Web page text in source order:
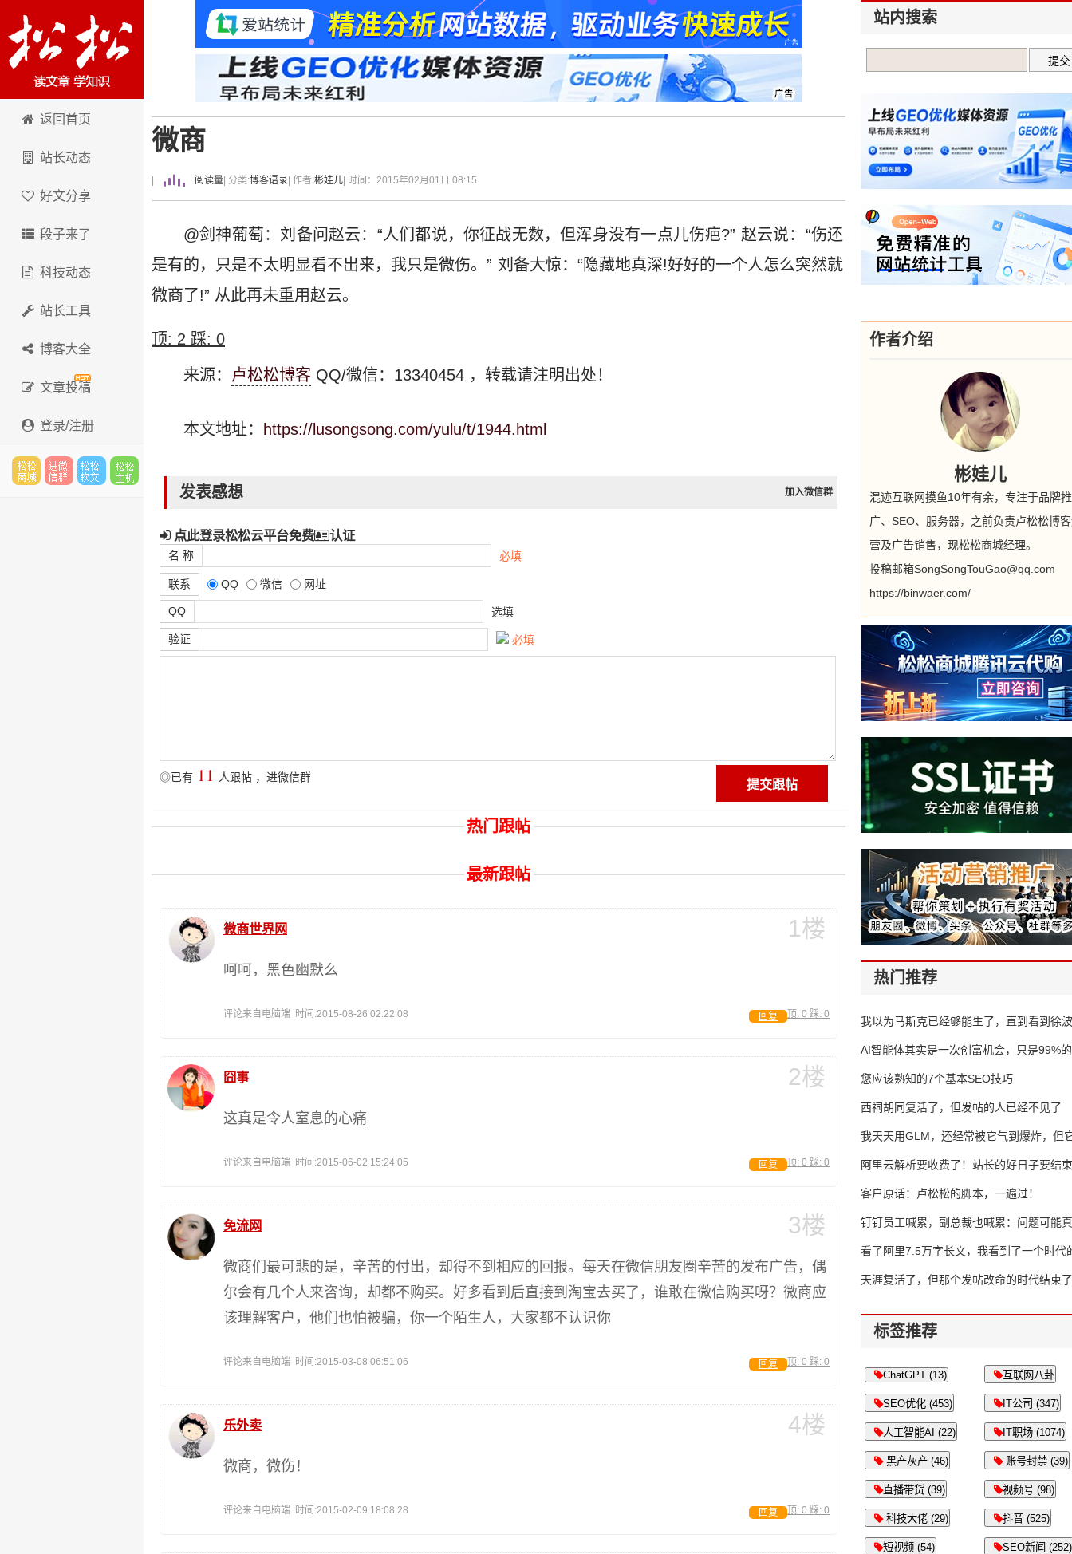
卢松松博客
返回首页
站长动态
好文分享
段子来了
科技动态
站长工具
博客大全
文章投稿
登录/注册
微商
阅读量 | 分类:博客语录 | 作者:彬娃儿 | 时间：2015年02月01日 08:15
@剑神葡萄：刘备问赵云：“人们都说，你征战无数，但浑身没有一点儿伤疤?” 赵云说：“伤还
是有的，只是不太明显看不出来，我只是微伤。” 刘备大惊：“隐藏地真深!好好的一个人怎么突然就
微商了!” 从此再未重用赵云。
顶: 2 踩: 0
来源： 卢松松博客 QQ/微信：13340454 ，转载请注明出处！
本文地址： https://lusongsong.com/yulu/t/1944.html
发表感想 加入微信群
点此登录松松云平台免费 认证
名 称 必填
联系 QQ 微信 网址
QQ 选填
验证 必填
◎已有 11 人跟帖 ， 进微信群
热门跟帖
最新跟帖
1楼
微商世界网
呵呵，黑色幽默么
评论来自电脑端 时间:2015-08-26 02:22:08 顶: 0 踩: 0
回复
2楼
囧事
这真是令人窒息的心痛
评论来自电脑端 时间:2015-06-02 15:24:05 顶: 0 踩: 0
回复
3楼
免流网
微商们最可悲的是，辛苦的付出，却得不到相应的回报。每天在微信朋友圈辛苦的发布广告，偶
尔会有几个人来咨询，却都不购买。好多看到后直接到淘宝去买了，谁敢在微信购买呀？微商应
该理解客户，他们也怕被骗，你一个陌生人，大家都不认识你
评论来自电脑端 时间:2015-03-08 06:51:06 顶: 0 踩: 0
回复
4楼
乐外卖
微商，微伤！
评论来自电脑端 时间:2015-02-09 18:08:28 顶: 0 踩: 0
回复
站内搜索
作者介绍
彬娃儿
混迹互联网摸鱼10年有余，专注于品牌推
广、SEO、服务器，之前负责卢松松博
营及广告销售，现松松商城经理。
投稿邮箱SongSongTouGao@qq.com
https://binwaer.com/
热门推荐
我以为马斯克已经够能生了，直到看到
AI智能体其实是一次创富机会，只是99%
错过了
您应该熟知的7个基本SEO技巧
西祠胡同复活了，但发帖的人已经不见了
我天天用GLM，还经常被它气到爆炸，但
16万亿
阿里云解析要收费了！站长的好日子要结
客户原话：卢松松的脚本，一遍过！
钉钉员工喊累，副总裁也喊累：问题可能
了
看了阿里7.5万字长文，我看到了一个时代
天涯复活了，但那个发帖改命的时代结束了
标签推荐
ChatGPT (13) 互联网八卦
SEO优化 (453) IT公司 (347)
人工智能AI (22) IT职场 (1074)
黑产灰产 (46) 账号封禁 (39)
直播带货 (39) 视频号 (98)
科技大佬 (29) 抖音 (525)
短视频 (54) SEO新闻 (252)